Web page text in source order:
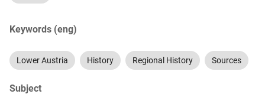
Keywords (eng)
Lower Austria History Regional History Sources
Subject